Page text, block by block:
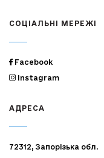
СОЦІАЛЬНІ МЕРЕЖІ
Facebook
Instagram
АДРЕСА
72312, Запорізька обл.